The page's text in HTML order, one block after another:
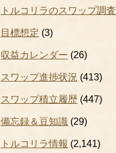
トルコリラのスワップ調査
目標想定 (3)
収益カレンダー (26)
スワップ進捗状況 (413)
スワップ積立履歴 (447)
備忘録＆豆知識 (29)
トルコリラ情報 (2,141)